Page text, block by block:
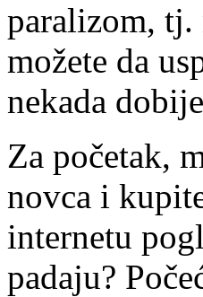
paralizom, tj.
možete da
nekada
Za početak,
novca i
internetu
padaju?